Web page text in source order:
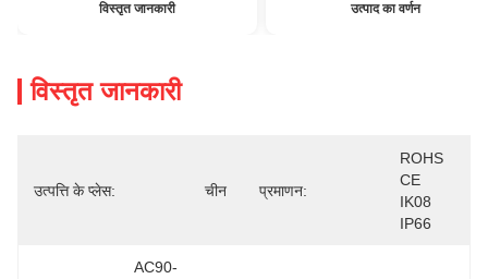
विस्तृत जानकारी उत्पाद का वर्णन
विस्तृत जानकारी
उत्पत्ति के प्लेस: चीन प्रमाणन:
ROHS
CE
IK08
IP66
AC90-